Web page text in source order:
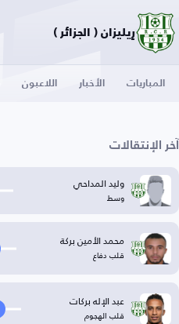
رِيليزان ( الجزائر )
المباريات الأخبار اللاعبون
آخر الإنتقالات
وليد المداحي
وسط
محمد الأمين بركة
قلب دفاع
عبد الإله بركات
قلب الهجوم